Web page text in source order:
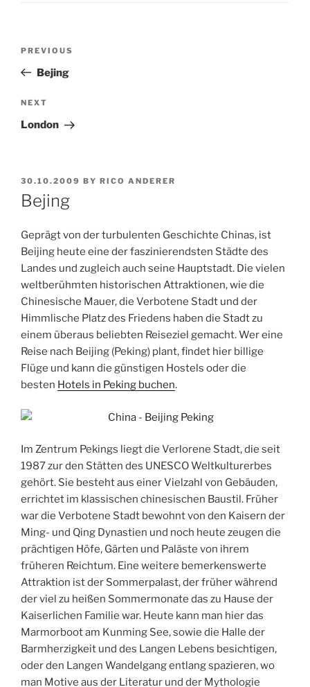
Previous
Post
PREVIOUS
Bejing
Next
Post
NEXT
London
POSTED
ON
30.10.2009 BY RICO ANDERER
Bejing
Geprägt von der turbulenten Geschichte Chinas, ist
Beijing heute eine der faszinierendsten Städte des
Landes und zugleich auch seine Hauptstadt. Die vielen
weltberühmten historischen Attraktionen, wie die
Chinesische Mauer, die Verbotene Stadt und der
Himmlische Platz des Friedens haben die Stadt zu
einem überaus beliebten Reiseziel gemacht. Wer eine
Reise nach Beijing (Peking) plant, findet hier billige
Flüge und kann die günstigen Hostels oder die
besten Hotels in Peking buchen.
Im Zentrum Pekings liegt die Verlorene Stadt, die seit
1987 zur den Stätten des UNESCO Weltkulturerbes
gehört. Sie besteht aus einer Vielzahl von Gebäuden,
errichtet im klassischen chinesischen Baustil. Früher
war die Verbotene Stadt bewohnt von den Kaisern der
Ming- und Qing Dynastien und noch heute zeugen die
prächtigen Höfe, Gärten und Paläste von ihrem
früheren Reichtum. Eine weitere bemerkenswerte
Attraktion ist der Sommerpalast, der früher während
der viel zu heißen Sommermonate das zu Hause der
Kaiserlichen Familie war. Heute kann man hier das
Marmorboot am Kunming See, sowie die Halle der
Barmherzigkeit und des Langen Lebens besichtigen,
oder den Langen Wandelgang entlang spazieren, wo
man Motive aus der Literatur und der Mythologie